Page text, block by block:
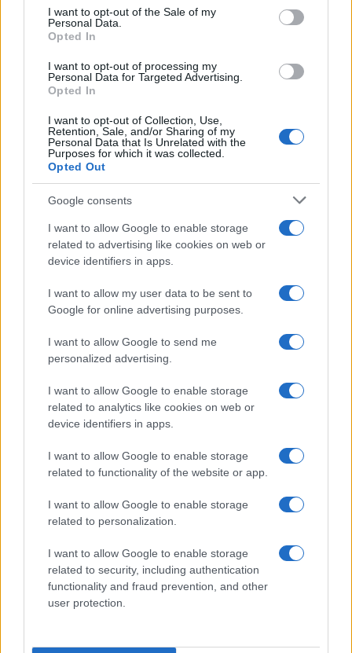
consent section.
I want to opt-out of the Sale of my
Personal Data.
Opted In
I want to opt-out of processing my
Personal Data for Targeted Advertising.
Opted In
I want to opt-out of Collection, Use,
Retention, Sale, and/or Sharing of my
Personal Data that Is Unrelated with the
Purposes for which it was collected.
Opted Out
Google consents
I want to allow Google to enable storage
related to advertising like cookies on web or
device identifiers in apps.
I want to allow my user data to be sent to
Google for online advertising purposes.
I want to allow Google to send me
personalized advertising.
I want to allow Google to enable storage
related to analytics like cookies on web or
device identifiers in apps.
I want to allow Google to enable storage
related to functionality of the website or app.
I want to allow Google to enable storage
related to personalization.
I want to allow Google to enable storage
related to security, including authentication
functionality and fraud prevention, and other
user protection.
Petrolio in calo: Brent a 88.9 dollari, ribassi diffusi tra le
materie prime
Andrea Innocenti · 6 Ago 2026
NEWS
Petrolio in calo: Brent a 91,82$, ribassi a due cifre per greggio
QUOTAZIONI CRYPTO
Eureka Bridged PAX
Gold (Terra
$4,187.30